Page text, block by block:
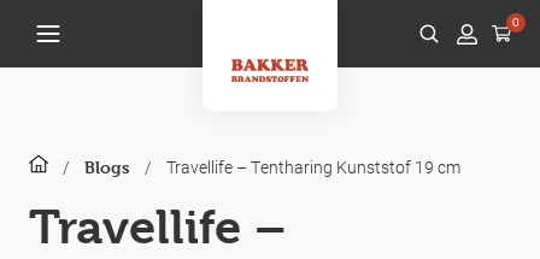
0
/ Blogs / Travellife – Tentharing Kunststof 19 cm
Travellife –